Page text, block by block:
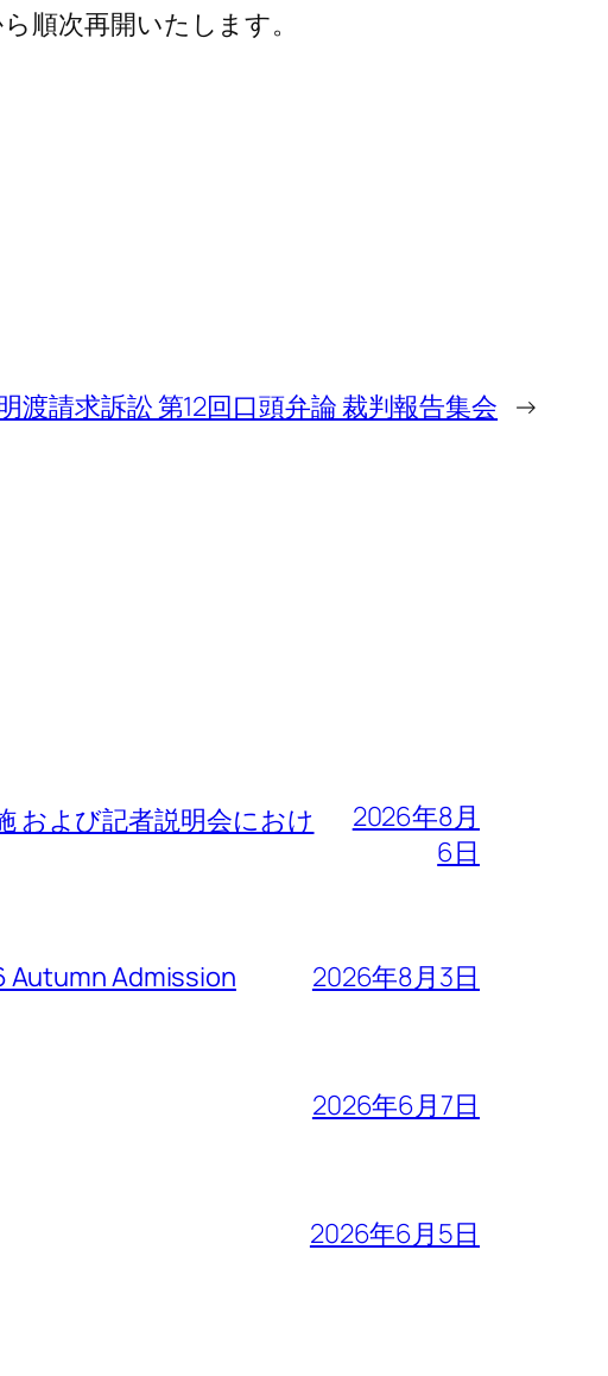
順次再開いたします。
渡請求訴訟 第12回口頭弁論 裁判報告集会 →
および記者説明会におけ
2026年8月
6日
Autumn Admission 2026年8月3日
2026年6月7日
2026年6月5日